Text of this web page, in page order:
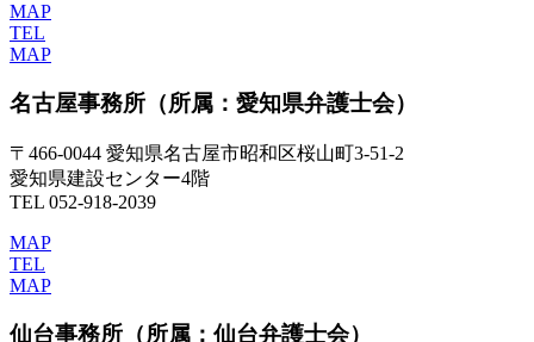
MAP
TEL
MAP
名古屋事務所 （所属：愛知県弁護士会）
〒466-0044 愛知県名古屋市昭和区桜山町3-51-2
愛知県建設センター4階
TEL 052-918-2039
MAP
TEL
MAP
仙台事務所 （所属：仙台弁護士会）